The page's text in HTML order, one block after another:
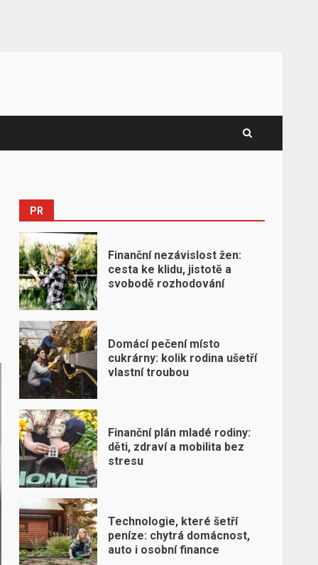
PR
Finanční nezávislost žen:
cesta ke klidu, jistotě a
svobodě rozhodování
Domácí pečení místo
cukrárny: kolik rodina ušetří
vlastní troubou
Finanční plán mladé rodiny:
děti, zdraví a mobilita bez
stresu
Technologie, které šetří
peníze: chytrá domácnost,
auto i osobní finance